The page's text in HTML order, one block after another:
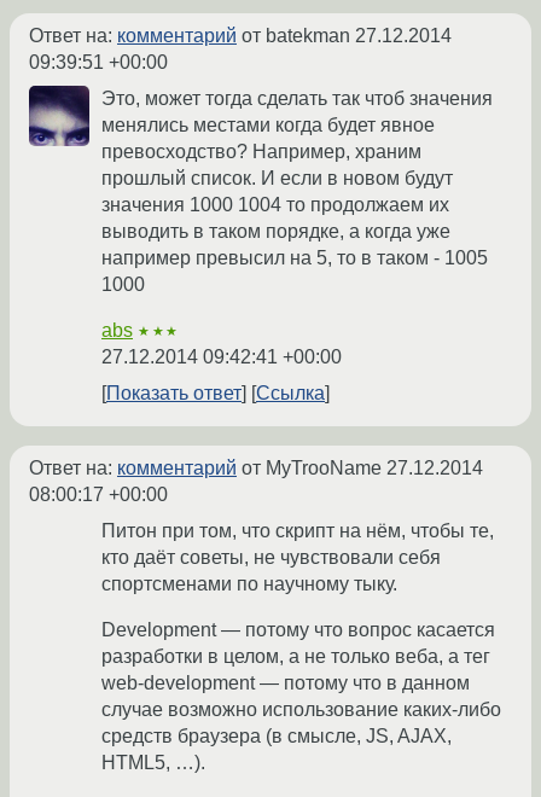
Ответ на: комментарий от batekman 27.12.2014
09:39:51 +00:00
Это, может тогда сделать так чтоб значения
менялись местами когда будет явное
превосходство? Например, храним
прошлый список. И если в новом будут
значения 1000 1004 то продолжаем их
выводить в таком порядке, а когда уже
например превысил на 5, то в таком - 1005
1000
abs ★★★
27.12.2014 09:42:41 +00:00
Показать ответ
Ссылка
Ответ на: комментарий от MyTrooName 27.12.2014
08:00:17 +00:00
Питон при том, что скрипт на нём, чтобы те,
кто даёт советы, не чувствовали себя
спортсменами по научному тыку.
Development — потому что вопрос касается
разработки в целом, а не только веба, а тег
web-development — потому что в данном
случае возможно использование каких-либо
средств браузера (в смысле, JS, AJAX,
HTML5, …).